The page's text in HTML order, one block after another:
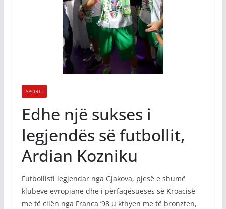
SPORTI
Edhe një sukses i
legjendës së futbollit,
Ardian Kozniku
Futbollisti legjendar nga Gjakova, pjesë e shumë
klubeve evropiane dhe i përfaqësueses së Kroacisë
me të cilën nga Franca ’98 u kthyen me të bronzten,